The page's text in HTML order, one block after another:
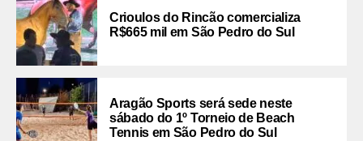
Crioulos do Rincão comercializa
R$665 mil em São Pedro do Sul
Aragão Sports será sede neste
sábado do 1º Torneio de Beach
Tennis em São Pedro do Sul